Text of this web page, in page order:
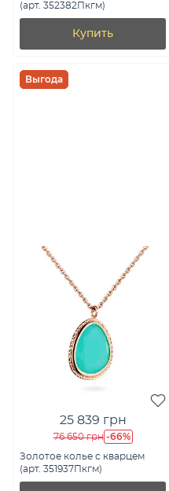
(арт. 352382Пкгм)
Купить
Выгода
25 839 грн
76 650 грн -66%
Золотое колье с кварцем
(арт. 351937Пкгм)